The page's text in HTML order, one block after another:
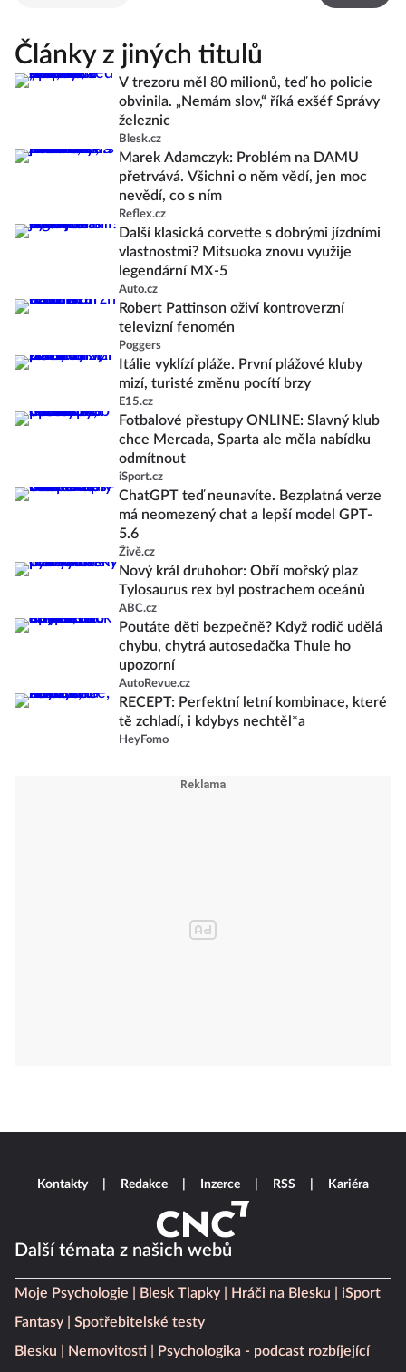
Články z jiných titulů
V trezoru měl 80 milionů, teď ho policie
obvinila. „Nemám slov,“ říká exšéf Správy
železnic
Blesk.cz
Marek Adamczyk: Problém na DAMU
přetrvává. Všichni o něm vědí, jen moc
nevědí, co s ním
Reflex.cz
Další klasická corvette s dobrými jízdními
vlastnostmi? Mitsuoka znovu využije
legendární MX-5
Auto.cz
Robert Pattinson oživí kontroverzní
televizní fenomén
Poggers
Itálie vyklízí pláže. První plážové kluby
mizí, turisté změnu pocítí brzy
E15.cz
Fotbalové přestupy ONLINE: Slavný klub
chce Mercada, Sparta ale měla nabídku
odmítnout
iSport.cz
ChatGPT teď neunavíte. Bezplatná verze
má neomezený chat a lepší model GPT-
5.6
Živě.cz
Nový král druhohor: Obří mořský plaz
Tylosaurus rex byl postrachem oceánů
ABC.cz
Poutáte děti bezpečně? Když rodič udělá
chybu, chytrá autosedačka Thule ho
upozorní
AutoRevue.cz
RECEPT: Perfektní letní kombinace, které
tě zchladí, i kdybys nechtěl*a
HeyFomo
Další témata z našich webů
Moje Psychologie Blesk Tlapky Hráči na Blesku
iSport
Fantasy
Spotřebitelské testy
Blesku
Nemovitosti
Psychologika - podcast rozbíjející
Kontakty Redakce Inzerce RSS Kariéra